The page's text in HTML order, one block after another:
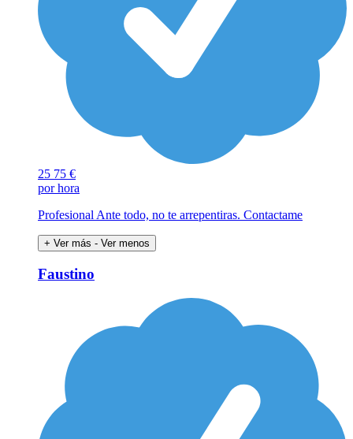
25 75 €
por hora
Profesional Ante todo, no te arrepentiras. Contactame
+ Ver más - Ver menos
Faustino